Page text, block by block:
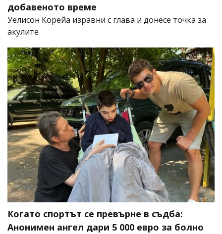
добавеното време
Уелисон Корейа изравни с глава и донесе точка за
акулите
Когато спортът се превърне в съдба:
Анонимен ангел дари 5 000 евро за болно